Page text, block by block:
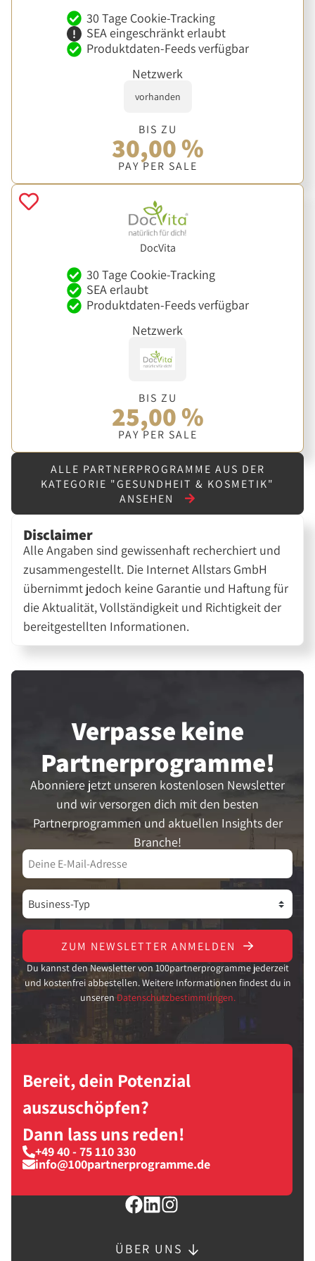
30 Tage Cookie-Tracking
SEA eingeschränkt erlaubt
Produktdaten-Feeds verfügbar
Netzwerk
vorhanden
BIS ZU
30,00 %
PAY PER SALE
DocVita
30 Tage Cookie-Tracking
SEA erlaubt
Produktdaten-Feeds verfügbar
Netzwerk
BIS ZU
25,00 %
PAY PER SALE
ALLE PARTNERPROGRAMME AUS DER
KATEGORIE "GESUNDHEIT & KOSMETIK"
ANSEHEN
Disclaimer
Alle Angaben sind gewissenhaft recherchiert und
zusammengestellt. Die Internet Allstars GmbH
übernimmt jedoch keine Garantie und Haftung für
die Aktualität, Vollständigkeit und Richtigkeit der
bereitgestellten Informationen.
Verpasse keine
Partner­programme!
Abonniere jetzt unseren kostenlosen Newsletter
und wir versorgen dich mit den besten
Partnerprogrammen und aktuellen Insights der
Branche!
ZUM NEWSLETTER ANMELDEN
Du kannst den Newsletter von 100partnerprogramme jederzeit
und kostenfrei abbestellen. Weitere Informationen findest du in
unseren Datenschutzbestimmungen.
Bereit, dein Potenzial
auszuschöpfen?
Dann lass uns reden!
+49 40 - 75 110 330
info@100partnerprogramme.de
ÜBER UNS